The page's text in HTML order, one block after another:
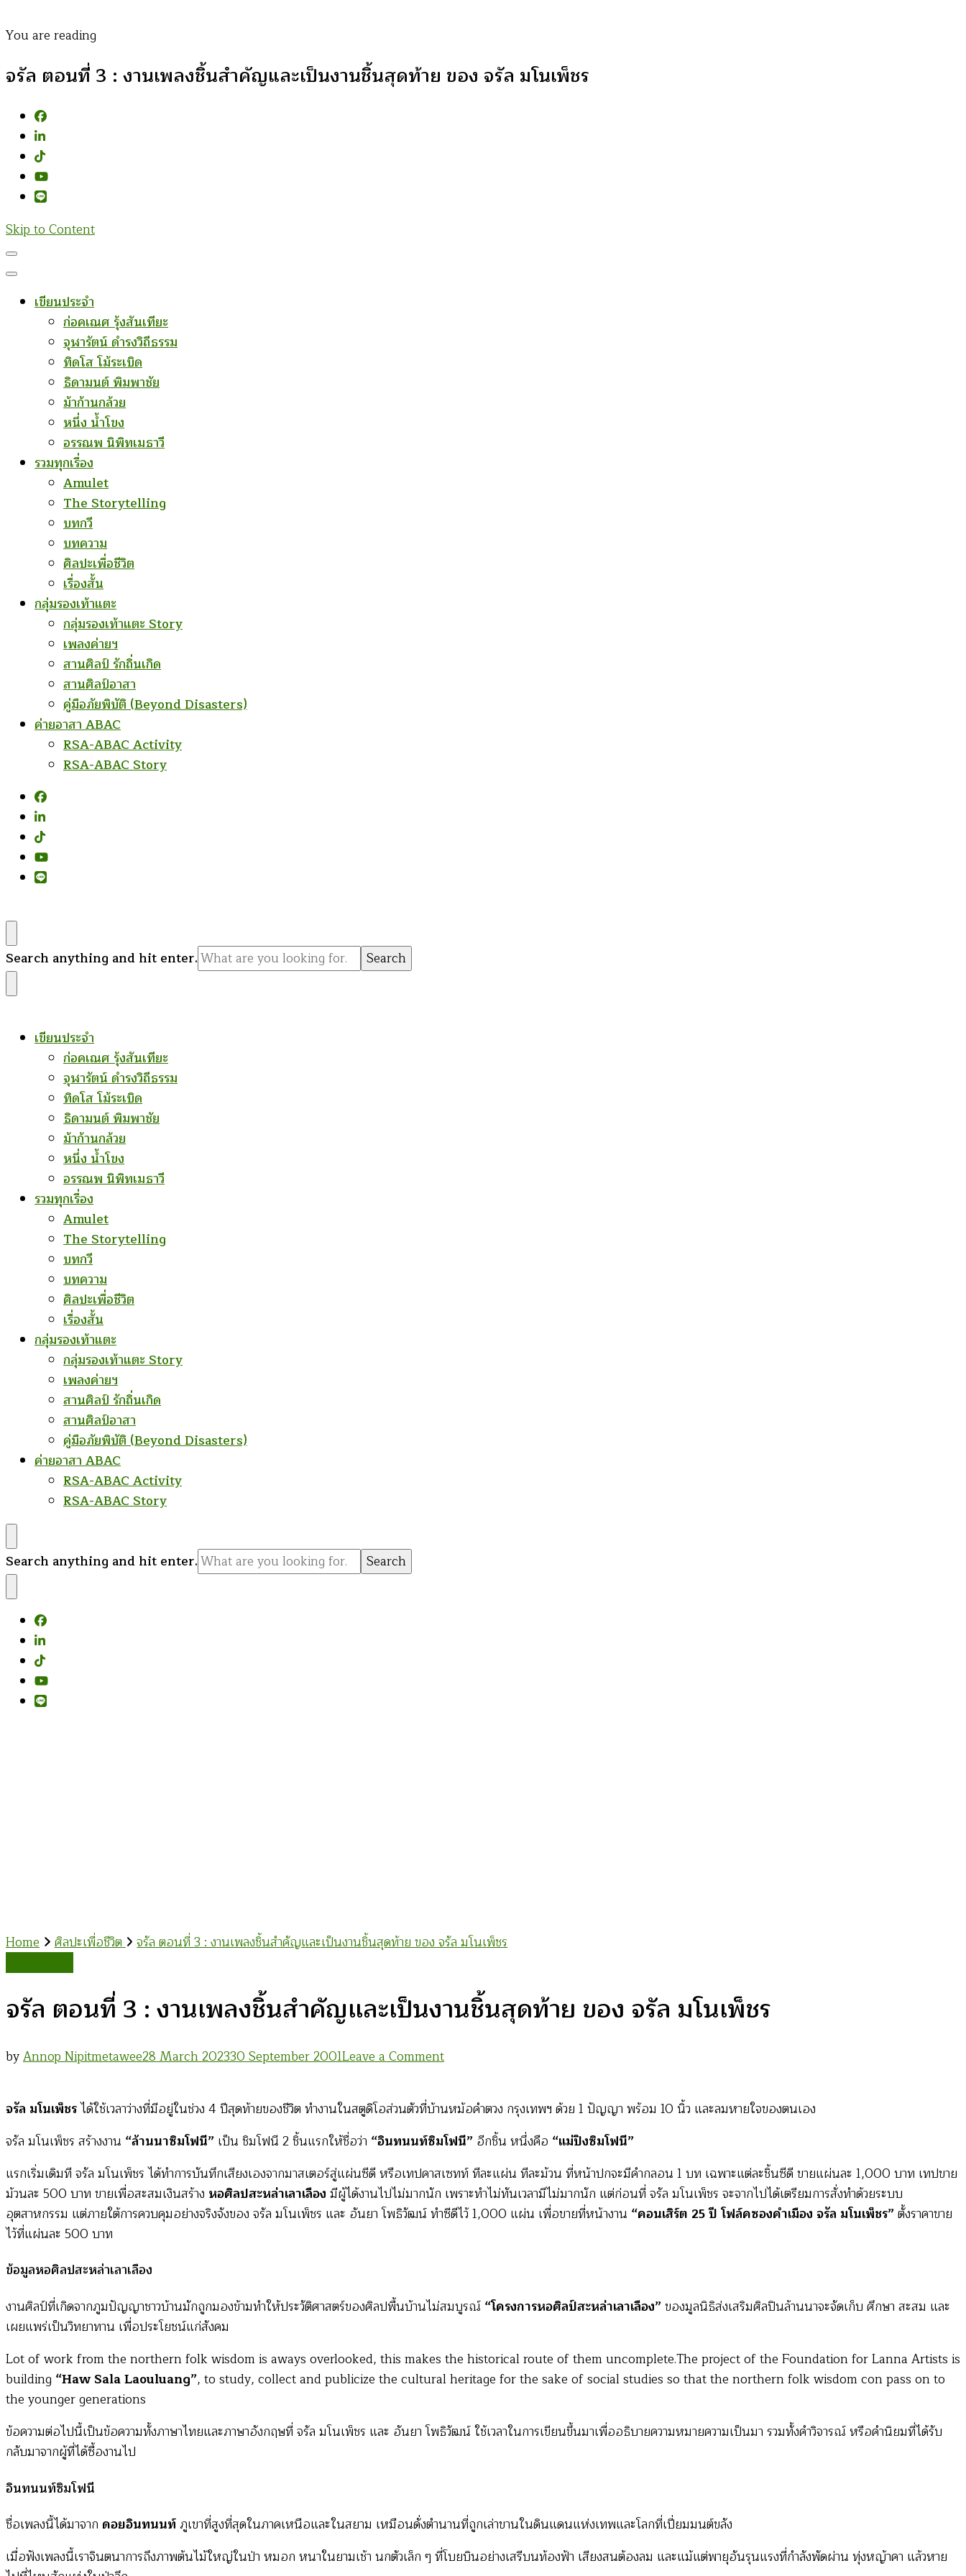
You are reading
จรัล ตอนที่ 3 : งานเพลงชิ้นสำคัญและเป็นงานชิ้นสุดท้าย ของ จรัล มโนเพ็ชร
Skip to Content
เขียนประจำ
ก่อคเณศ รุ้งสันเทียะ
จุฬารัตน์ ดำรงวิถีธรรม
ทิดโส โม้ระเบิด
ธิดามนต์ พิมพาชัย
ม้าก้านกล้วย
หนึ่ง น้ำโขง
อรรณพ นิพิทเมธาวี
รวมทุกเรื่อง
Amulet
The Storytelling
บทกวี
บทความ
ศิลปะเพื่อชีวิต
เรื่องสั้น
กลุ่มรองเท้าแตะ
กลุ่มรองเท้าแตะ Story
เพลงค่ายฯ
สานศิลป์ รักถิ่นเกิด
สานศิลป์อาสา
คู่มือภัยพิบัติ (Beyond Disasters)
ค่ายอาสา ABAC
RSA-ABAC Activity
RSA-ABAC Story
Looking
for
Something?
Search anything and hit enter.
เขียนประจำ
ก่อคเณศ รุ้งสันเทียะ
จุฬารัตน์ ดำรงวิถีธรรม
ทิดโส โม้ระเบิด
ธิดามนต์ พิมพาชัย
ม้าก้านกล้วย
หนึ่ง น้ำโขง
อรรณพ นิพิทเมธาวี
รวมทุกเรื่อง
Amulet
The Storytelling
บทกวี
บทความ
ศิลปะเพื่อชีวิต
เรื่องสั้น
กลุ่มรองเท้าแตะ
กลุ่มรองเท้าแตะ Story
เพลงค่ายฯ
สานศิลป์ รักถิ่นเกิด
สานศิลป์อาสา
คู่มือภัยพิบัติ (Beyond Disasters)
ค่ายอาสา ABAC
RSA-ABAC Activity
RSA-ABAC Story
Looking
for
Something?
Search anything and hit enter.
Home ศิลปะเพื่อชีวิต จรัล ตอนที่ 3 : งานเพลงชิ้นสำคัญและเป็นงานชิ้นสุดท้าย ของ จรัล มโนเพ็ชร
จรัล ตอนที่ 3 : งานเพลงชิ้นสำคัญและเป็นงานชิ้นสุดท้าย ของ จรัล มโนเพ็ชร
byAnnop Nipitmetawee28 March 202330 September 2001Leave a Commenton
ที่
3
งาน
เพลง
ชิ้น
ชิ้น
ของ
จรัล
ชร
จรัล มโนเพ็ชรได้ใช้เวลาว่างที่มีอยู่ในช่วง 4 ปีสุดท้ายของชีวิต ทำงานในสตูดิโอส่วนตัวที่บ้านหม้อคำตวง กรุงเทพฯ ด้วย 1 ปัญญา พร้อม 10 นิ้ว และลมหายใจของตนเอง
จรัล มโนเพ็ชร สร้างงาน “ล้านนาซิมโฟนี” เป็น ชิมโฟนี 2 ชิ้นแรกให้ชื่อว่า “อินทนนท์ซิมโฟนี” อีกชิ้น หนึ่งคือ “แม่ปิงซิมโฟนี”
แรกเริ่มเดิมที จรัล มโนเพ็ชร ได้ทำการบันทึกเสียงเองจากมาสเตอร์สู่แผ่นซีดี หรือเทปคาสเซทท์ ทีละแผ่น ทีละม้วน ที่หน้าปกจะมีคำกลอน 1 บท เฉพาะแต่ละชิ้นซีดี ขายแผ่นละ 1,000 บาท เทปขาย
ม้วนละ 500 บาท ขายเพื่อสะสมเงินสร้าง หอศิลปสะหล่าเลาเลือง มีผู้ได้งานไปไม่มากนัก เพราะทำไม่ทันเวลามีไม่มากนัก แต่ก่อนที่ จรัล มโนเพ็ชร จะจากไปได้เตรียมการสั่งทำด้วยระบบ
อุตสาหกรรม แต่ภายใต้การควบคุมอย่างจริงจังของ จรัล มโนเพ็ชร และ อันยา โพธิวัฒน์ ทำซีดีไว้ 1,000 แผ่น เพื่อขายที่หน้างาน “คอนเสิร์ต 25 ปี โฟล์คซองคำเมือง จรัล มโนเพ็ชร”ตั้งราคาขาย
ไว้ที่แผ่นละ 500 บาท
ข้อมูลหอศิลปสะหล่าเลาเลือง
งานศิลป์ที่เกิดจากภูมปัญญาชาวบ้านมักถูกมองข้ามทำให้ประวัติศาสตร์ของศิลปพื้นบ้านไม่สมบูรณ์ “โครงการหอศิลป์สะหล่าเลาเลือง”ของมูลนิธิส่งเสริมศิลปินล้านนาจะจัดเก็บ ศึกษา สะสม และ
เผยแพร่เป็นวิทยาทาน เพื่อประโยชน์แก่สังคม
Lot of work from the northern folk wisdom is aways overlooked, this makes the historical route of them uncomplete.The project of the Foundation for Lanna Artists is
building “Haw Sala Laouluang”, to study, collect and publicize the cultural heritage for the sake of social studies so that the northern folk wisdom con pass on to
the younger generations
ข้อความต่อไปนี้เป็นข้อความทั้งภาษาไทยและภาษาอังกฤษที่ จรัล มโนเพ็ชร และ อันยา โพธิวัฒน์ ใช้เวลาในการเขียนขึ้นมาเพื่ออธิบายความหมายความเป็นมา รวมทั้งคำวิจารณ์ หรือคำนิยมที่ได้รับ
กลับมาจากผู้ที่ได้ซื้องานไป
อินทนนท์ซิมโฟนี
ชื่อเพลงนี้ได้มาจาก ดอยอินทนนท์ภูเขาที่สูงที่สุดในภาคเหนือและในสยาม เหมือนดั่งตำนานที่ถูกเล่าขานในดินแดนแห่งเทพและโลกที่เปี่ยมมนต์ขลัง
เมื่อฟังเพลงนี้เราจินตนาการถึงภาพต้นไม้ใหญ่ในป่า หมอก หนาในยามเช้า นกตัวเล็ก ๆ ที่โบยบินอย่างเสรีบนท้องฟ้า เสียงสนต้องลม และแม้แต่พายุอันรุนแรงที่กำลังพัดผ่าน ทุ่งหญ้าคา แล้วหาย